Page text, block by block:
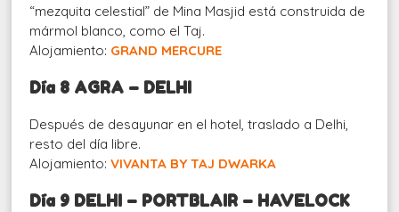
“mezquita celestial” de Mina Masjid está construida de
mármol blanco, como el Taj.
Alojamiento: GRAND MERCURE
Día 8 AGRA – DELHI
Después de desayunar en el hotel, traslado a Delhi,
resto del día libre.
Alojamiento:VIVANTA BY TAJ DWARKA
Día 9 DELHI – PORTBLAIR – HAVELOCK